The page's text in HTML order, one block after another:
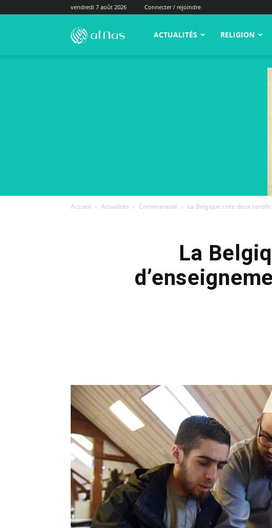
vendredi 7 août 2026 Connecter / rejoindre
alNas.fr ACTUALITÉS RELIGION
Accueil Actualités Communauté La Belgique crée deux
La